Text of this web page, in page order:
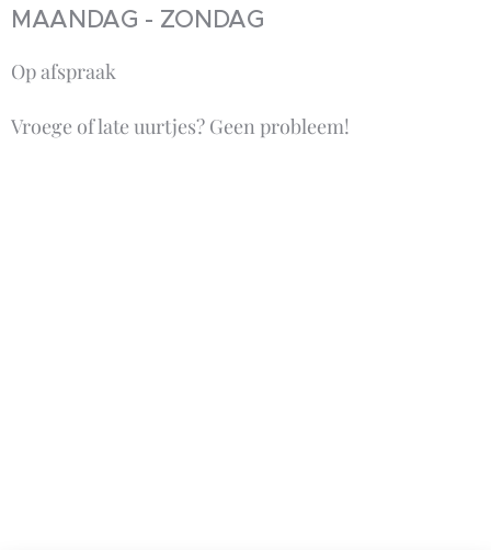
MAANDAG - ZONDAG
Op afspraak
Vroege of late uurtjes? Geen probleem!